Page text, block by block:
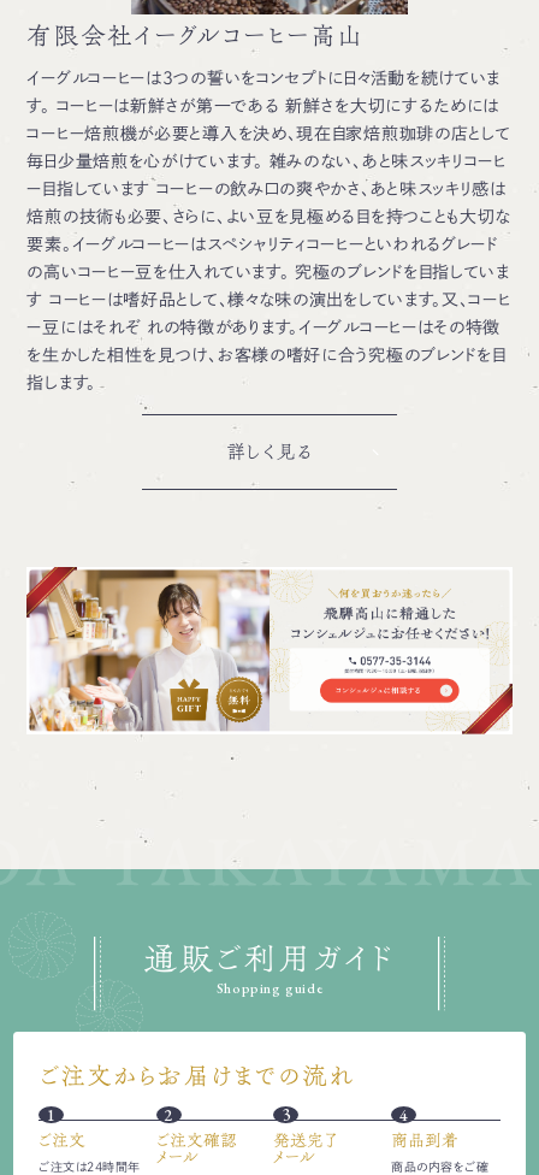
有限会社イーグルコーヒー高山
イーグルコーヒーは3つの誓いをコンセプトに日々活動を続けていま
す。 コーヒーは新鮮さが第一である 新鮮さを大切にするためには
コーヒー焙煎機が必要と導入を決め、現在自家焙煎珈琲の店として
毎日少量焙煎を心がけています。 雑みのない、あと味スッキリコーヒ
ー目指しています コーヒーの飲み口の爽やかさ、あと味スッキリ感は
焙煎の技術も必要、さらに、よい豆を見極める目を持つことも大切な
要素。イーグルコーヒーはスペシャリティコーヒーといわれるグレード
の高いコーヒー豆を仕入れています。 究極のブレンドを目指していま
す コーヒーは嗜好品として、様々な味の演出をしています。又、コーヒ
ー豆にはそれぞ れの特徴があります。イーグルコーヒーはその特徴
を生かした相性を見つけ、お客様の嗜好に合う究極のブレンドを目
指します。
詳しく見る
通販ご利用ガイド
Shopping guide
ご注文からお届けまでの流れ
1
ご注文
ご注文は24時間年
2
ご注文確認
メール
3
発送完了
メール
4
商品到着
商品の内容をご確